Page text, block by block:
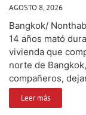
AGOSTO 8, 2026
Bangkok/
14 años mató
vivienda que
norte de
compañeros,
Leer más